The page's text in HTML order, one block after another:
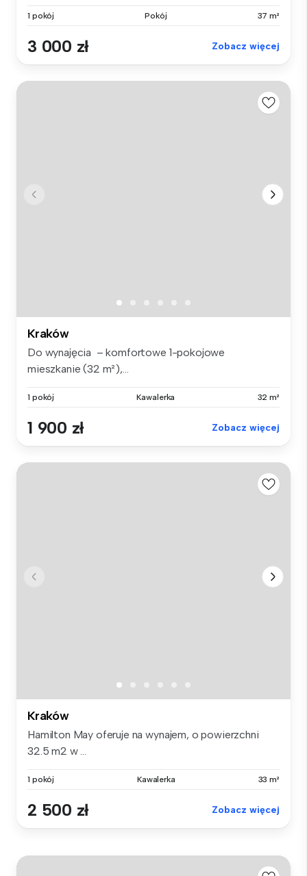
1 pokój Pokój 37 m²
3 000 zł Zobacz więcej
Kraków
Do wynajęcia – komfortowe 1-pokojowe
mieszkanie (32 m²),...
1 pokój Kawalerka 32 m²
1 900 zł Zobacz więcej
Kraków
Hamilton May oferuje na wynajem, o powierzchni
32.5 m2 w ...
1 pokój Kawalerka 33 m²
2 500 zł Zobacz więcej